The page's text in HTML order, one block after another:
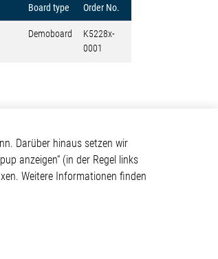
Board type Order No.
Demoboard
K5228x-
0001
SE
18
Darüber hinaus setzen wir
anzeigen“ (in der Regel links
Weitere Informationen finden